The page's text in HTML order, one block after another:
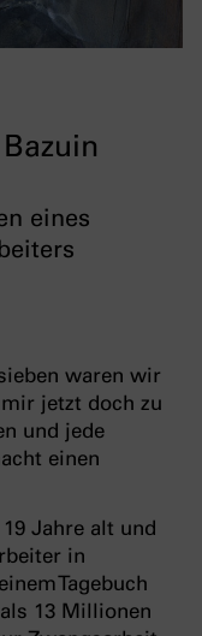
eines
waren wir
jetzt doch zu
und jede
einen
Jahre alt und
in
Tagebuch
13 Millionen